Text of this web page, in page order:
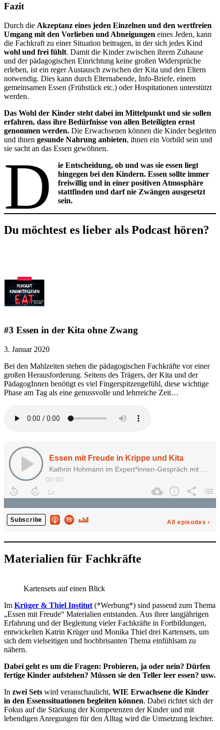
Fazit
Durch die Akzeptanz eines jeden Einzelnen und den wertfreien
Umgang mit den Vorlieben und Abneigungen eines Jeden, kann
die Fachkraft zu einer Situation beitragen, in der sich jedes Kind
wohl und frei fühlt. Damit die Kinder zwischen ihrem Zuhause
und der pädagogischen Einrichtung keine großen Widersprüche
erleben, ist ein reger Austausch zwischen der Kita und den Eltern
notwendig. Dies kann durch Elternabende, Info-Briefe, einem
gemeinsamen Essen (Frühstück etc.) oder Hospitationen unterstützt
werden.
Das Wohl der Kinder steht dabei im Mittelpunkt und sie sollen
erfahren, dass ihre Bedürfnisse von allen Beteiligten ernst
genommen werden. Die Erwachsenen können die Kinder begleiten
und ihnen gesunde Nahrung anbieten, ihnen ein Vorbild sein und
sie sacht an das Essen gewöhnen.
D
ie Entscheidung, ob und was sie essen liegt
hingegen bei den Kindern. Essen sollte immer
freiwillig und in einer positiven Atmosphäre
stattfinden und darf nie Zwängen ausgesetzt
sein.
Du möchtest es lieber als Podcast hören?
#3 Essen in der Kita ohne Zwang
3. Januar 2020
Bei den Mahlzeiten stehen die pädagogischen Fachkräfte vor einer
großen Herausforderung. Seitens des Trägers, der Kita und der
PädagogInnen benötigt es viel Fingerspitzengefühl, diese wichtige
Phase am Tag als eine genussvolle und lehrreiche Zeit…
Materialien für Fachkräfte
Kartensets auf einen Blick
Im Krüger & Thiel Institut (*Werbung*) sind passend zum Thema
„Essen mit Freude“ Materialien entstanden. Aus ihrer langjährigen
Erfahrung und der Begleitung vieler Fachkräfte in Fortbildungen,
entwickelten Katrin Krüger und Monika Thiel drei Kartensets, um
sich dem vielseitigen und hochbrisanten Thema einfühlsam zu
nähern.
Dabei geht es um die Fragen: Probieren, ja oder nein? Dürfen
fertige Kinder aufstehen? Müssen sie den Teller leer essen? usw.
In zwei Sets wird veranschaulicht, WIE Erwachsene die Kinder
in den Essenssituationen begleiten können. Dabei richtet sich der
Fokus auf die Stärkung der Kompetenzen der Kinder und mit
lebendigen Anregungen für den Alltag wird die Umsetzung leichter.